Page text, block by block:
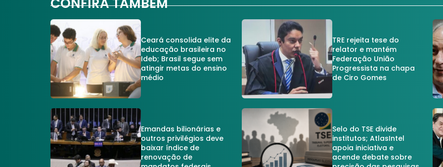
Ceará consolida elite da
educação brasileira no
Ideb; Brasil segue sem
atingir metas do ensino
médio
TRE rejeita tese do
relator e mantém
Federação União
Progressista na chapa
de Ciro Gomes
Emandas bilionárias e
outros privilégios deve
baixar índice de
renovação de
Selo do TSE divide
institutos; AtlasIntel
apoia iniciativa e
acende debate sobre